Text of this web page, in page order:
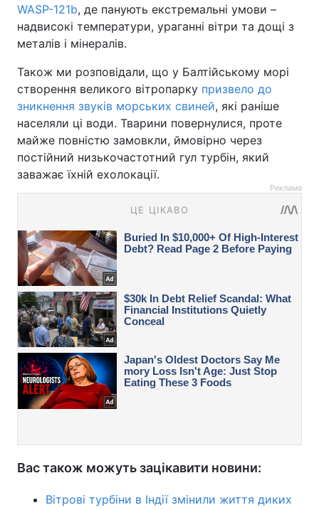
WASP-121b, де панують екстремальні умови –
надвисокі температури, ураганні вітри та дощі з
металів і мінералів.
Також ми розповідали, що у Балтійському морі
створення великого вітропарку призвело до
зникнення звуків морських свиней, які раніше
населяли ці води. Тварини повернулися, проте
майже повністю замовкли, ймовірно через
постійний низькочастотний гул турбін, який
заважає їхній ехолокації.
Реклама
Вас також можуть зацікавити новини:
Вітрові турбіни в Індії змінили життя диких